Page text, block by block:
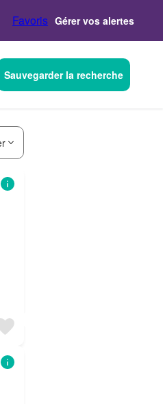
Favoris Gérer vos alertes
Sauvegarder la recherche